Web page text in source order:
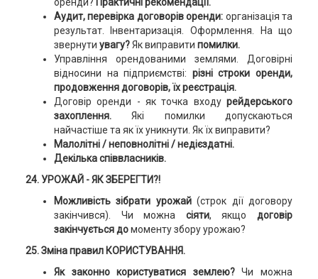
оренди? Практичні рекомендації.
Аудит, перевірка договорів оренди: організація та
результат. Інвентаризація. Оформлення. На що
звернути увагу?Як виправити помилки.
Управління орендованими землями. Договірні
відносини на підприємстві: різні строки оренди,
продовження договорів, їх реєстрація.
Договір оренди - як точка входурейдерського
захоплення.Які помилки допускаються
найчастіше та як їх уникнути. Як їх виправити?
Малолітні / неповнолітні / недієздатні.
Декілька співвласників.
24. УРОЖАЙ - ЯК ЗБЕРЕГТИ?!
Можливість зібрати урожай(строк дії договору
закінчився). Чи можна сіяти, якщодоговір
закінчується домоменту збору урожаю?
25. Зміна правил КОРИСТУВАННЯ.
Як законно користуватися землею?Чи можна